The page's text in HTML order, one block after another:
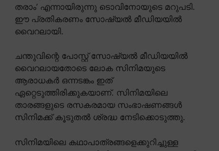
തരാം’ എന്നായിരുന്നു ടൊവിനോയുടെ മറുപടി.
ഈ പ്രതികരണം സോഷ്യൽ മീഡിയയിൽ
വൈറലായി.
ചന്തുവിന്റെ പോസ്റ്റ് സോഷ്യൽ മീഡിയയിൽ
വൈറലായതോടെ ലോക സിനിമയുടെ
ആരാധകർ ഒന്നടങ്കം ഇത്
ഏറ്റെടുത്തിരിക്കുകയാണ്. സിനിമയിലെ
താരങ്ങളുടെ രസകരമായ സംഭാഷണങ്ങൾ
സിനിമക്ക് കൂടുതൽ ശ്രദ്ധ നേടിക്കൊടുത്തു.
സിനിമയിലെ കഥാപാത്രങ്ങളെക്കുറിച്ചുള്ള